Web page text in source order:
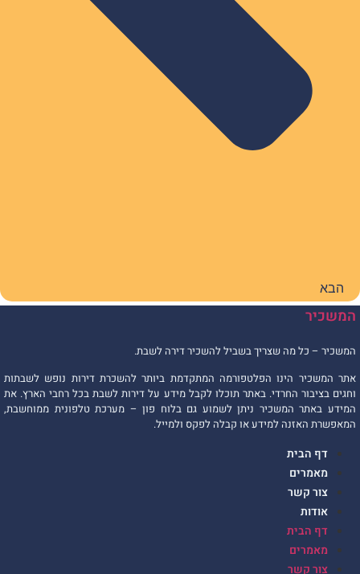
הבא
המשכיר
המשכיר – כל מה שצריך בשביל להשכיר דירה לשבת.
אתר המשכיר הינו הפלטפורמה המתקדמת ביותר להשכרת דירות נופש לשבתות
וחגים בציבור החרדי. באתר תוכלו לקבל מידע על דירות לשבת בכל רחבי הארץ. את
המידע באתר המשכיר ניתן לשמוע גם בלוח פון – מערכת טלפונית ממוחשבת,
המאפשרת האזנה למידע או קבלה לפקס ולמייל.
דף הבית
מאמרים
צור קשר
אודות
דף הבית
מאמרים
צור קשר